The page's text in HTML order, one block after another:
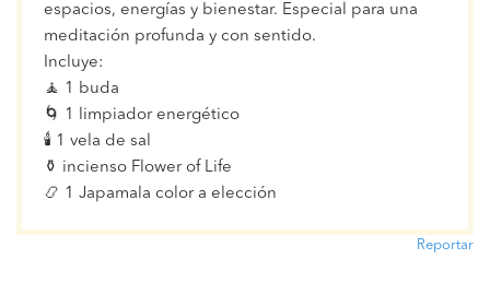
espacios, energías y bienestar. Especial para una
meditación profunda y con sentido.
Incluye:
🧘 1 buda
🌀 1 limpiador energético
🕯 1 vela de sal
⚱ incienso Flower of Life
📿 1 Japamala color a elección
Reportar